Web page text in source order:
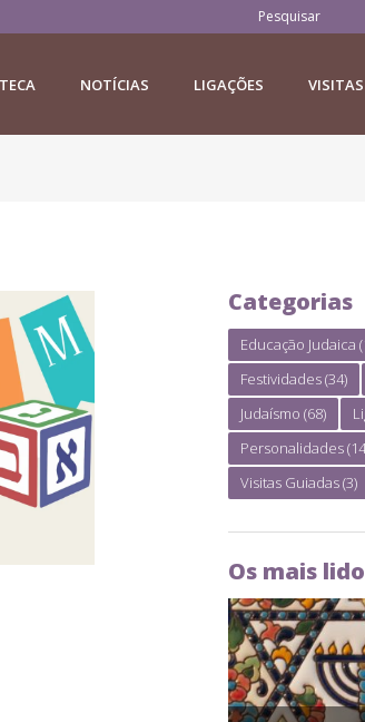
NOTÍCIAS LIGAÇÕES VISITAS
Categorias
Educação Judaica
Festividades(34)
Judaísmo (68)
Personalidades
Visitas Guiadas(3)
Os mais